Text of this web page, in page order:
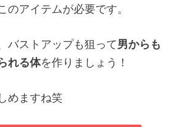
のアイテムが必要です。
バストアップも狙って男からも
れる体を作りましょう！
めますね笑